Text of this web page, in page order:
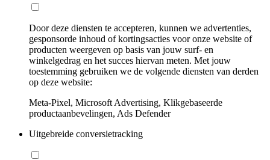
Door deze diensten te accepteren, kunnen we advertenties,
gesponsorde inhoud of kortingsacties voor onze website of
producten weergeven op basis van jouw surf- en
winkelgedrag en het succes hiervan meten. Met jouw
toestemming gebruiken we de volgende diensten van derden
op deze website:
Meta-Pixel, Microsoft Advertising, Klikgebaseerde
productaanbevelingen, Ads Defender
Uitgebreide conversietracking